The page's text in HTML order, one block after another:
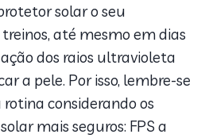
solar o seu
até mesmo em dias
dos raios ultravioleta
a pele. Por isso, lembre-se
considerando os
mais seguros: FPS a